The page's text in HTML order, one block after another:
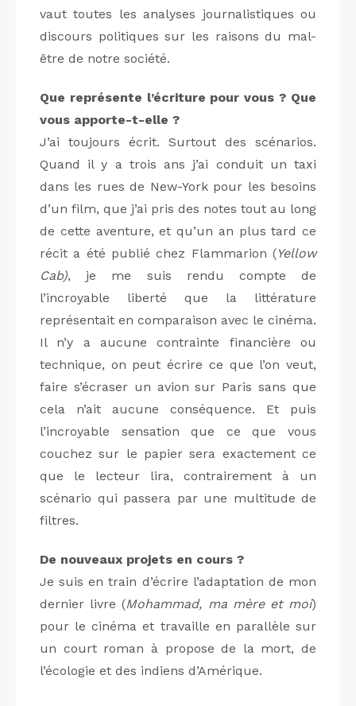
vaut toutes les analyses journalistiques ou
discours politiques sur les raisons du mal-
être de notre société.
Que représente l’écriture pour vous ? Que
vous apporte-t-elle ?
J’ai toujours écrit. Surtout des scénarios.
Quand il y a trois ans j’ai conduit un taxi
dans les rues de New-York pour les besoins
d’un film, que j’ai pris des notes tout au long
de cette aventure, et qu’un an plus tard ce
récit a été publié chez Flammarion (Yellow
Cab), je me suis rendu compte de
l’incroyable liberté que la littérature
représentait en comparaison avec le cinéma.
Il n’y a aucune contrainte financière ou
technique, on peut écrire ce que l’on veut,
faire s’écraser un avion sur Paris sans que
cela n’ait aucune conséquence. Et puis
l’incroyable sensation que ce que vous
couchez sur le papier sera exactement ce
que le lecteur lira, contrairement à un
scénario qui passera par une multitude de
filtres.
De nouveaux projets en cours ?
Je suis en train d’écrire l’adaptation de mon
dernier livre (Mohammad, ma mère et moi)
pour le cinéma et travaille en parallèle sur
un court roman à propose de la mort, de
l’écologie et des indiens d’Amérique.